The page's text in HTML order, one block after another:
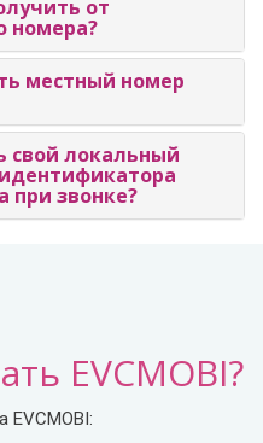
от
номера?
местный номер
свой локальный
при звонке?
EVCMOBI?
EVCMOBI: